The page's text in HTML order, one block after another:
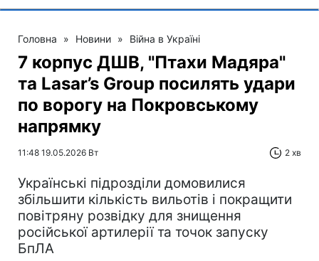
Головна » Новини » Війна в Україні
7 корпус ДШВ, "Птахи Мадяра"
та Lasar’s Group посилять удари
по ворогу на Покровському
напрямку
11:48 19.05.2026 Вт 2 хв
Українські підрозділи домовилися
збільшити кількість вильотів і покращити
повітряну розвідку для знищення
російської артилерії та точок запуску
БпЛА